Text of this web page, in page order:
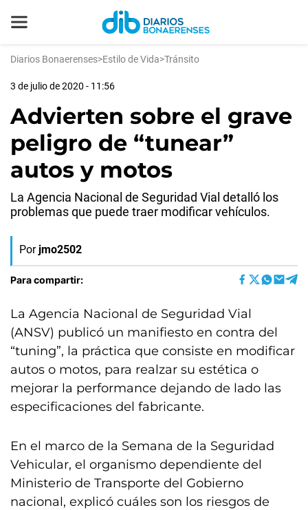
Diarios Bonaerenses>Estilo de Vida>Tránsito
3 de julio de 2020 - 11:56
Advierten sobre el grave
peligro de “tunear”
autos y motos
La Agencia Nacional de Seguridad Vial detalló los
problemas que puede traer modificar vehículos.
Por jmo2502
Para compartir:
La Agencia Nacional de Seguridad Vial
(ANSV) publicó un manifiesto en contra del
“tuning”, la práctica que consiste en modificar
autos o motos, para realzar su estética o
mejorar la performance dejando de lado las
especificaciones del fabricante.
En el marco de la Semana de la Seguridad
Vehicular, el organismo dependiente del
Ministerio de Transporte del Gobierno
nacional, explicó cuáles son los riesgos de